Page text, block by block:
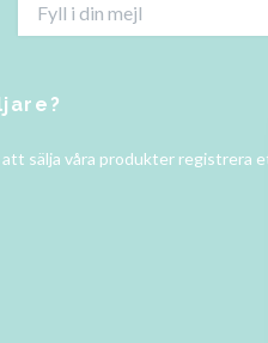
sälja våra produkter registrera